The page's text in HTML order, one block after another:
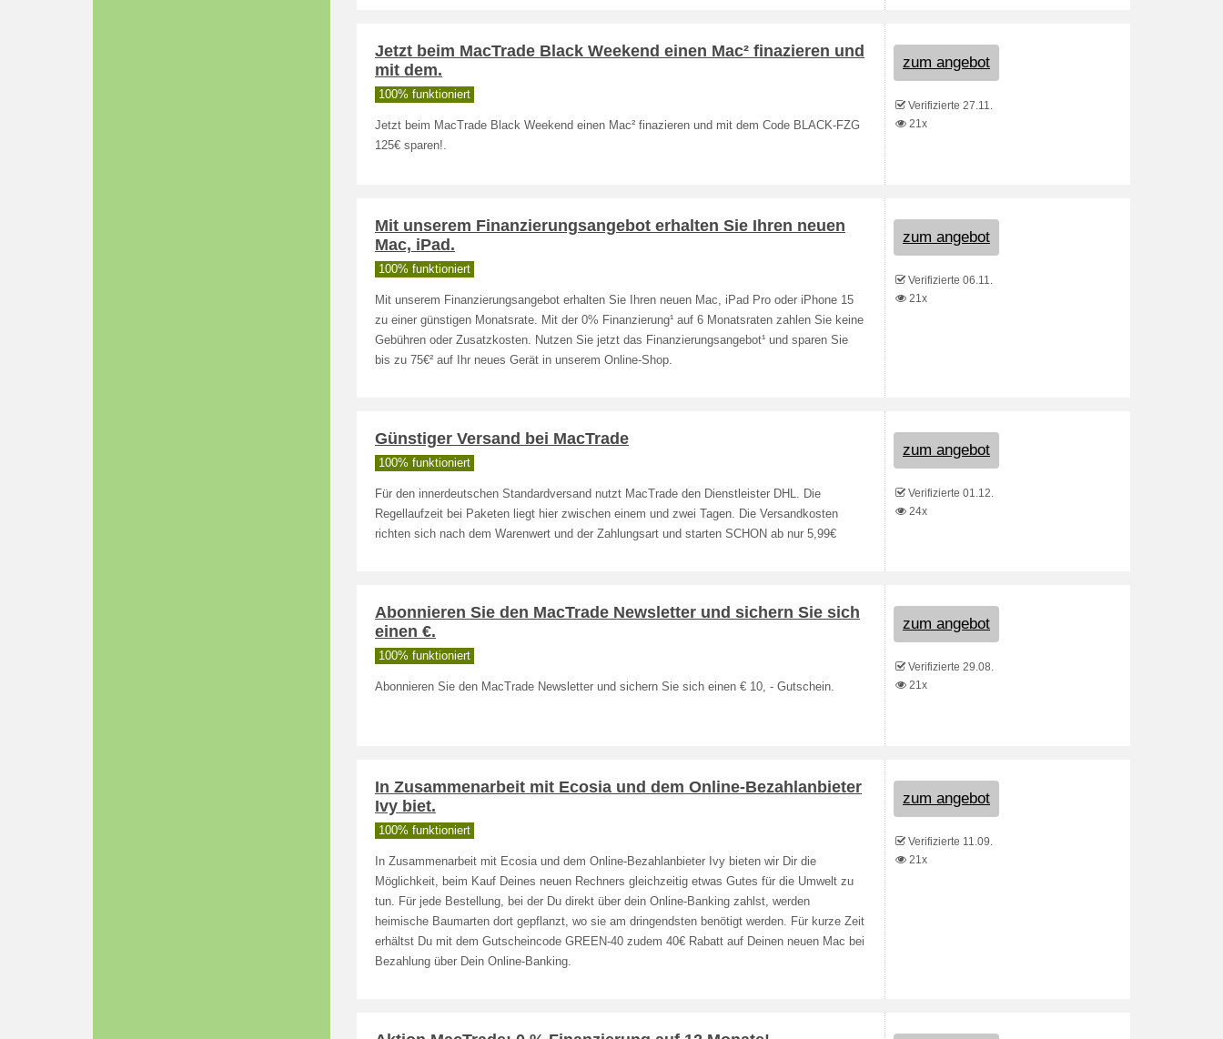
Jetzt beim MacTrade Black Weekend einen Mac² finazieren und
mit dem.
100% funktioniert
Jetzt beim MacTrade Black Weekend einen Mac² finazieren und mit dem Code BLACK-FZG
125€ sparen!.
zum angebot
Verifizierte 27.11.
21x
Mit unserem Finanzierungsangebot erhalten Sie Ihren neuen
Mac, iPad.
100% funktioniert
Mit unserem Finanzierungsangebot erhalten Sie Ihren neuen Mac, iPad Pro oder iPhone 15
zu einer günstigen Monatsrate. Mit der 0% Finanzierung¹ auf 6 Monatsraten zahlen Sie keine
Gebühren oder Zusatzkosten. Nutzen Sie jetzt das Finanzierungsangebot¹ und sparen Sie
bis zu 75€² auf Ihr neues Gerät in unserem Online-Shop.
zum angebot
Verifizierte 06.11.
21x
Günstiger Versand bei MacTrade
100% funktioniert
Für den innerdeutschen Standardversand nutzt MacTrade den Dienstleister DHL. Die
Regellaufzeit bei Paketen liegt hier zwischen einem und zwei Tagen. Die Versandkosten
richten sich nach dem Warenwert und der Zahlungsart und starten SCHON ab nur 5,99€
zum angebot
Verifizierte 01.12.
24x
Abonnieren Sie den MacTrade Newsletter und sichern Sie sich
einen €.
100% funktioniert
Abonnieren Sie den MacTrade Newsletter und sichern Sie sich einen € 10, - Gutschein.
zum angebot
Verifizierte 29.08.
21x
In Zusammenarbeit mit Ecosia und dem Online-Bezahlanbieter
Ivy biet.
100% funktioniert
In Zusammenarbeit mit Ecosia und dem Online-Bezahlanbieter Ivy bieten wir Dir die
Möglichkeit, beim Kauf Deines neuen Rechners gleichzeitig etwas Gutes für die Umwelt zu
tun. Für jede Bestellung, bei der Du direkt über dein Online-Banking zahlst, werden
heimische Baumarten dort gepflanzt, wo sie am dringendsten benötigt werden. Für kurze Zeit
erhältst Du mit dem Gutscheincode GREEN-40 zudem 40€ Rabatt auf Deinen neuen Mac bei
Bezahlung über Dein Online-Banking.
zum angebot
Verifizierte 11.09.
21x